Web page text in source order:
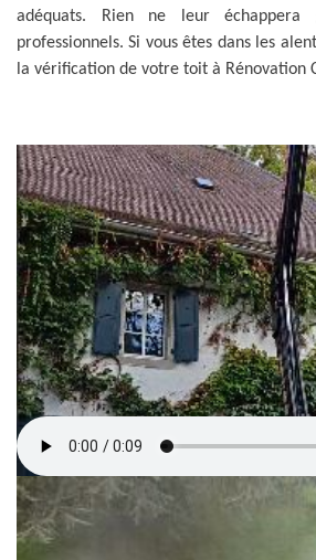
adéquats. Rien ne leur
professionnels. Si vous êtes dans les
la vérification de votre toit à Rénovation